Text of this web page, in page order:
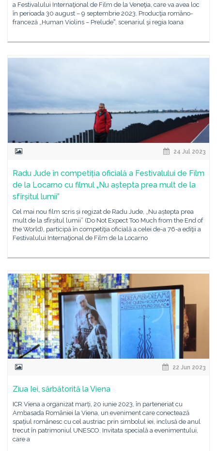
a Festivalului Internaţional de Film de la Veneţia, care va avea loc
în perioada 30 august – 9 septembrie 2023. Producţia româno-
franceză „Human Violins – Preludeˮ, scenariul şi regia Ioana
24 Jul 2023
Radu Jude în competiția oficială a Festivalului de Film
de la Locarno cu filmul „Nu aștepta prea mult de la
sfîrșitul lumii”
Cel mai nou film scris și regizat de Radu Jude, „Nu aștepta prea
mult de la sfîrșitul lumii” (Do Not Expect Too Much from the End of
the World), participă în competiţia oficială a celei de-a 76-a ediţii a
Festivalului Internaţional de Film de la Locarno
22 Jun 2023
Ziua Iei, sărbătorită la Viena
ICR Viena a organizat marți, 20 iunie 2023, în parteneriat cu
Ambasada României la Viena, un eveniment care conectează
spațiul românesc cu cel austriac prin simbolul iei, inclusă de anul
trecut în patrimoniul UNESCO. Invitata specială a evenimentului,
care a